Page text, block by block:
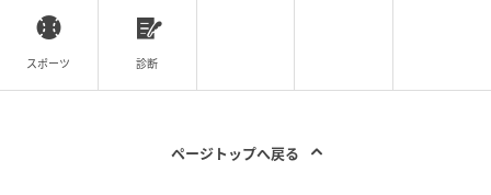
が効果的なケースもあります。
スポーツ 診断
ページトップへ戻る